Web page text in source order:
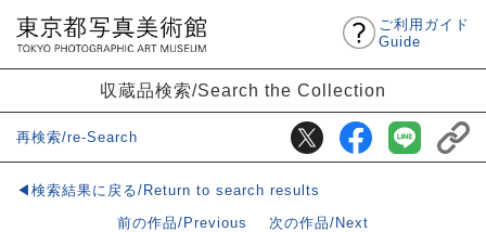
ご利用ガイド
Guide
収蔵品検索/Search the Collection
再検索/re-Search
◀検索結果に戻る/Return to search results
前の作品/Previous
次の作品/Next